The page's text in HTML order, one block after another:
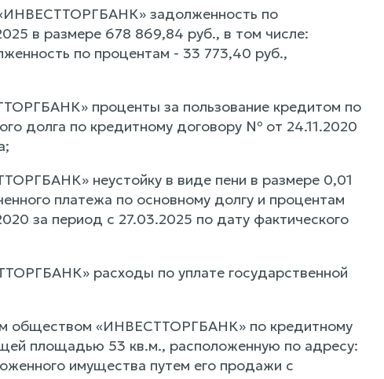
задолженность по
в размере 678 869,84 руб., в том числе:
по процентам - 33 773,40 руб.,
проценты за пользование кредитом по
долга по кредитному договору № от 24.11.2020
неустойку в виде пени в размере 0,01
платежа по основному долгу и процентам
за период с 27.03.2025 по дату фактического
расходы по уплате государственной
обществом «ИНВЕСТТОРГБАНК» по кредитному
площадью 53 кв.м., расположенную по адресу:
имущества путем его продажи с